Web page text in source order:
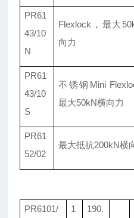
PR61
43/10
N
Flexlock ，最大
向力
PR61
43/10
S
不锈钢Mini
最大50kN横向力
PR61
52/02
最大抵抗200kN横
PR6101/
1
190.